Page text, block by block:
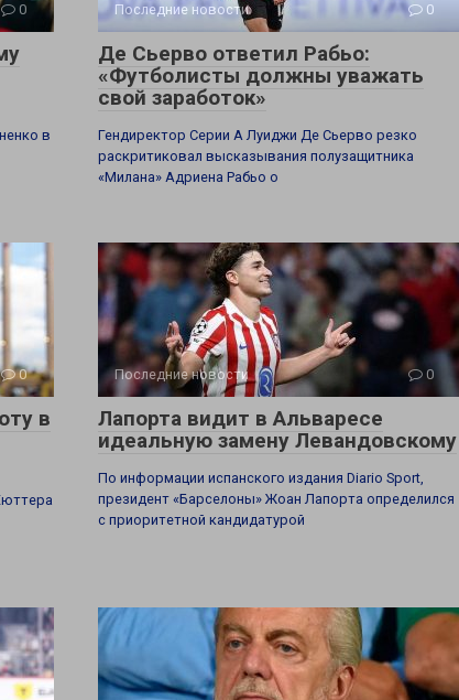
0
в
Последние новости 0
Де Сьерво ответил Рабьо:
«Футболисты должны уважать
свой заработок»
Гендиректор Серии А Луиджи Де Сьерво резко
раскритиковал высказывания полузащитника
«Милана» Адриена Рабьо о
0
в
Последние новости 0
Лапорта видит в Альваресе
идеальную замену Левандовскому
По информации испанского издания Diario Sport,
президент «Барселоны» Жоан Лапорта определился
с приоритетной кандидатурой